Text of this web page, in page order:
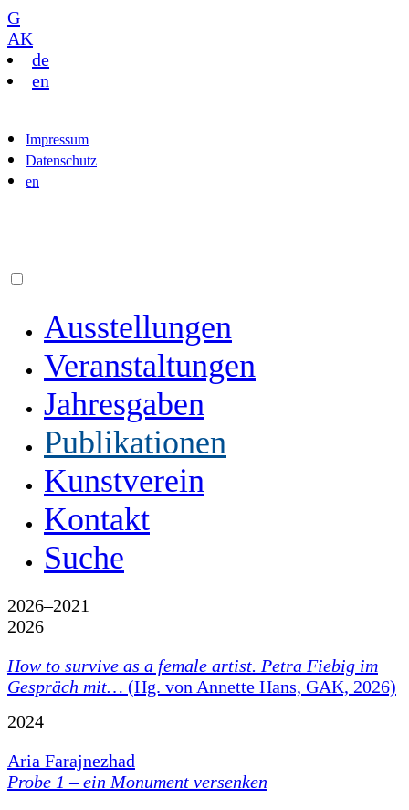
G
AK
de
en
Impressum
Datenschutz
en
Ausstellungen
Veranstaltungen
Jahresgaben
Publikationen
Kunstverein
Kontakt
Suche
2026–2021
2026
How to survive as a female artist. Petra Fiebig im
Gespräch mit… (Hg. von Annette Hans, GAK, 2026)
2024
Aria Farajnezhad
Probe 1 – ein Monument versenken